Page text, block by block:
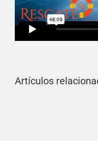
Share This
Facebook
X
Artículos